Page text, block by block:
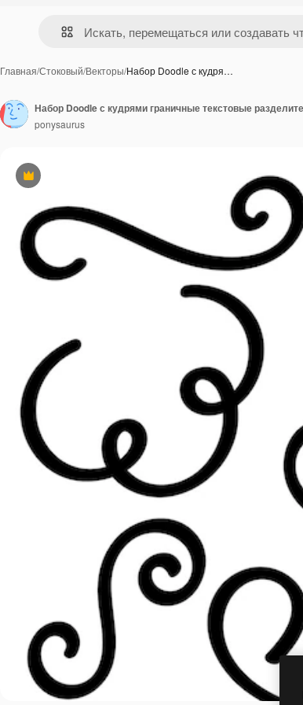
Главная/Стоковый/Векторы/Набор Doodle с кудря…
Премиум
ponysaurus